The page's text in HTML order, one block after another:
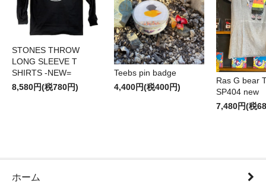
STONES THROW
LONG SLEEVE T
SHIRTS -NEW=
8,580円(税780円)
Teebs pin badge
4,400円(税400円)
Ras G bear
SP404 new
7,480円(税
ホーム